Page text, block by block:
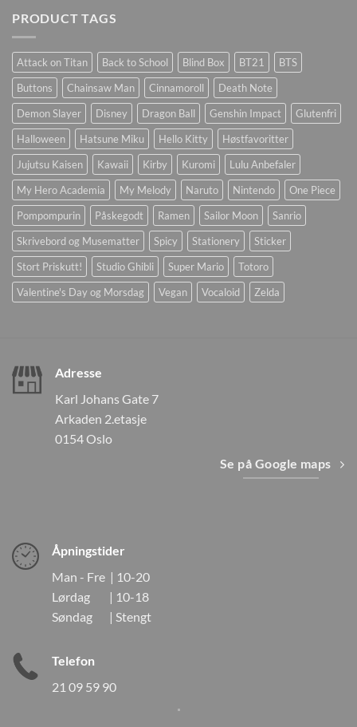
PRODUCT TAGS
Attack on Titan Back to School Blind Box BT21
BTS
Buttons
Chainsaw Man Cinnamoroll
Death Note
Demon Slayer
Disney Dragon Ball Genshin Impact
Glutenfri
Halloween
Hatsune Miku Hello Kitty
Høstfavoritter
Jujutsu Kaisen
Kawaii Kirby Kuromi
Lulu Anbefaler
My Hero Academia
My Melody Naruto Nintendo
One Piece
Pompompurin
Påskegodt Ramen Sailor Moon
Sanrio
Skrivebord og Musematter
Spicy Stationery
Sticker
Stort Priskutt!
Studio Ghibli Super Mario
Totoro
Valentine's Day og Morsdag
Vegan Vocaloid Zelda
Adresse
Karl Johans Gate 7
Arkaden 2.etasje
0154 Oslo
Se på Google maps
Åpningstider
Man - Fre | 10-20
Lørdag | 10-18
Søndag | Stengt
Telefon
21 09 59 90